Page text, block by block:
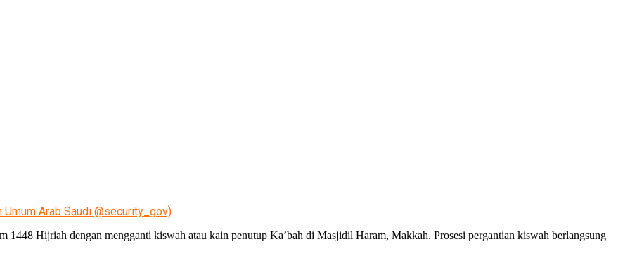
Arab Saudi @security_gov)
1448 Hijriah dengan mengganti kiswah atau kain penutup Ka’bah di Masjidil Haram, Makkah. Prosesi pergantian kiswah berlangsung